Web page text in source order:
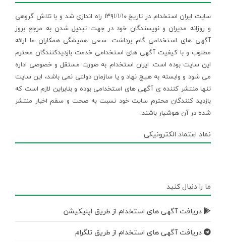
سایت ایران استخدام در تاریخ ۱۳۹۱/۱/۱۰ راه اندازی شد و با تلاش گروهی
و روزانه مدیران و نویسندگان خود در جهت تبدیل شدن به مرجع بروز
آگهی های استخدامی گام برداشت. سعی همیشگی همکاران ما ارائه
مطلوب و با کیفیت آگهی های استخدامی خدمت بازدیدکنندگان محترم
این سایت بوده است. ایران استخدام به صورت مستقل و خصوصی اداره
می شود و وابسته به هیچ نهاد و یا سازمان دولتی نمی باشد، این سایت
تنها منتشر کننده ی آگهی های استخدامی بوده و بنابراین لازم است که
بازدید کنندگان محترم سایت خود نسبت به صحت و سقم اخبار منتشر
شده در آن هوشیار باشند.
نماد اعتماد الکترونیکی
ما را دنبال کنید
دریافت آگهی های استخدام از طریق اپلیکیشن
دریافت آگهی های استخدام از طریق تلگرام